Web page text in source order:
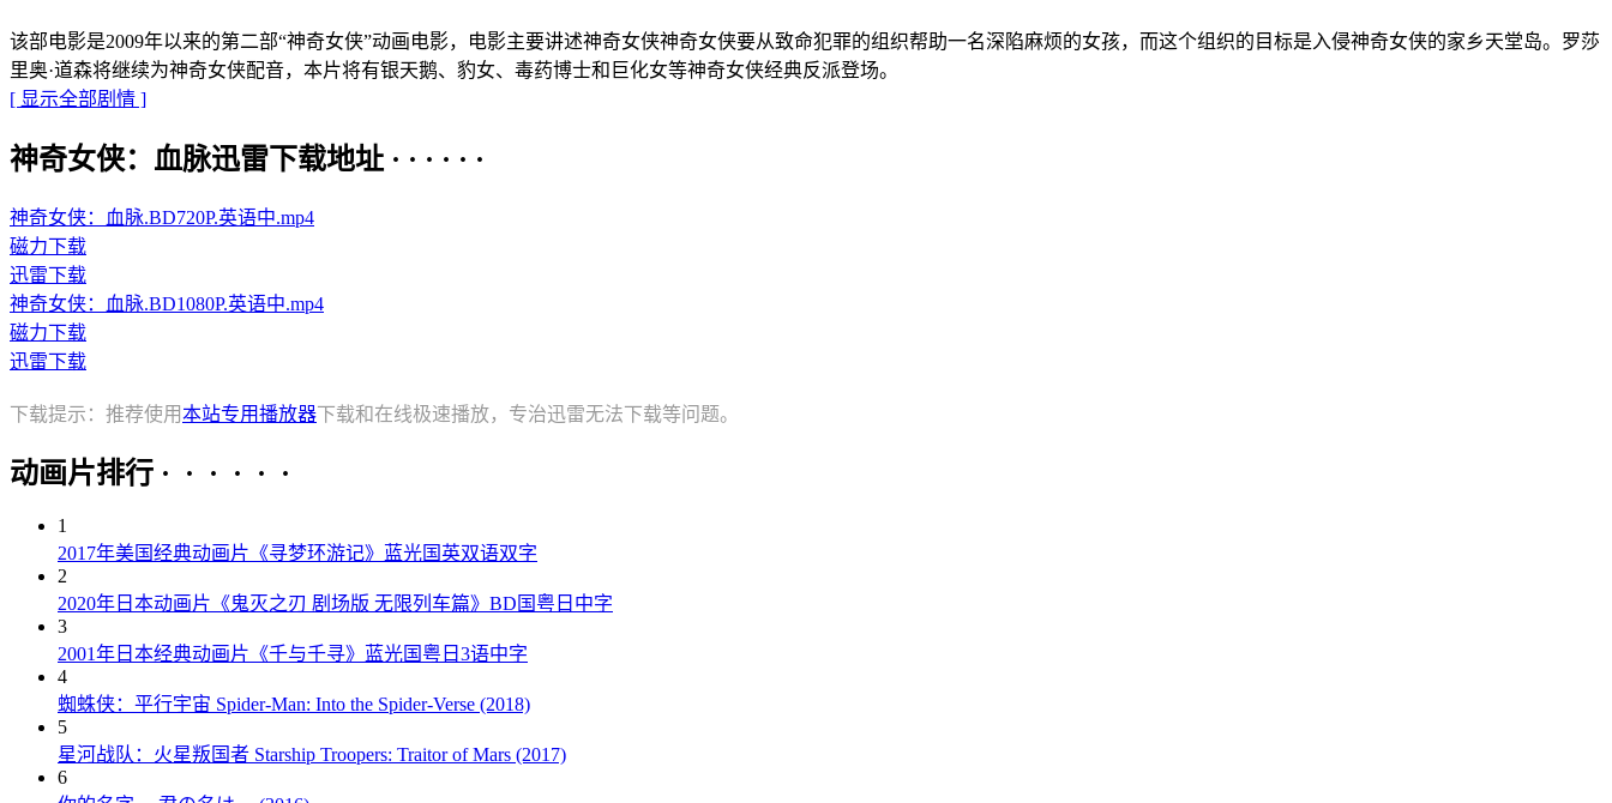
该部电影是2009年以来的第二部“神奇女侠”动画电影，电影主要讲述神奇女侠神奇女侠要从致命犯罪的组织帮助一名深陷麻烦的女孩，而这个组织的目标是入侵神奇女侠的家乡天堂岛。罗莎
里奥·道森将继续为神奇女侠配音，本片将有银天鹅、豹女、毒药博士和巨化女等神奇女侠经典反派登场。
[ 显示全部剧情 ]
神奇女侠：血脉迅雷下载地址 · · · · · ·
神奇女侠：血脉.BD720P.英语中.mp4
磁力下载
迅雷下载
神奇女侠：血脉.BD1080P.英语中.mp4
磁力下载
迅雷下载
下载提示：推荐使用本站专用播放器下载和在线极速播放，专治迅雷无法下载等问题。
动画片排行 · · · · · ·
1
2017年美国经典动画片《寻梦环游记》蓝光国英双语双字
2
2020年日本动画片《鬼灭之刃 剧场版 无限列车篇》BD国粤日中字
3
2001年日本经典动画片《千与千寻》蓝光国粤日3语中字
4
蜘蛛侠：平行宇宙 Spider-Man: Into the Spider-Verse (2018)
5
星河战队：火星叛国者 Starship Troopers: Traitor of Mars (2017)
6